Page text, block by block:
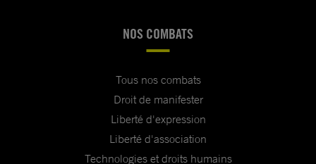
NOS COMBATS
Tous nos combats
Droit de manifester
Liberté d'expression
Liberté d'association
Technologies et droits humains